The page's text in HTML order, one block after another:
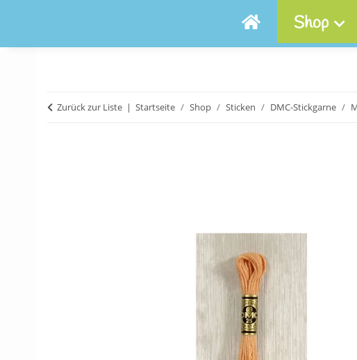
Shop
Zurück zur Liste Startseite Shop Sticken DMC-Stickgarne